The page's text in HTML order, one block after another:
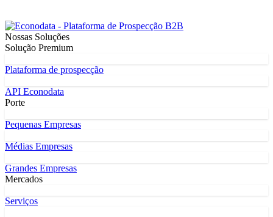
Nossas Soluções
Solução Premium
Plataforma de prospecção
API Econodata
Porte
Pequenas Empresas
Médias Empresas
Grandes Empresas
Mercados
Serviços